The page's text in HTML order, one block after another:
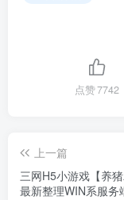
点赞7742
上一篇
三网H5小游戏【养猪
最新整理WIN系服务